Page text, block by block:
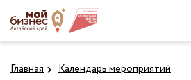
Главная
Календарь мероприятий